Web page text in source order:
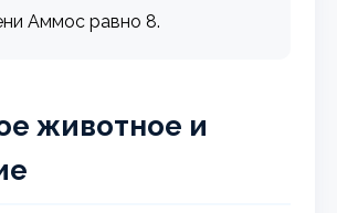
Аммос равно 8.
животное и